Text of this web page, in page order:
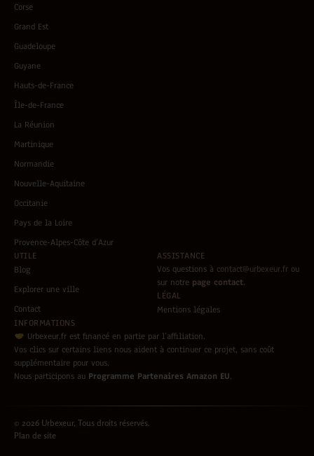
Corse
Grand Est
Guadeloupe
Guyane
Hauts-de-France
Île-de-France
La Réunion
Martinique
Normandie
Nouvelle-Aquitaine
Occitanie
Pays de la Loire
Provence-Alpes-Côte d’Azur
UTILE
Blog
Explorer une ville
Contact
ASSISTANCE
Vos questions à contact@urbexeur.fr ou
sur notre page contact.
LÉGAL
Mentions légales
INFORMATIONS
Urbexeur.fr est financé en partie par l’affiliation.
Vos clics sur certains liens nous aident à continuer ce projet, sans coût
supplémentaire pour vous.
Nous participons au Programme Partenaires Amazon EU.
© 2026 Urbexeur, Tous droits réservés.
Plan de site